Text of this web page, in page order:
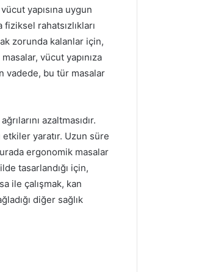
yapısına uygun
rahatsızlıkları
zorunda kalanlar için,
vücut yapınıza
vadede, bu tür masalar
azaltmasıdır.
yaratır. Uzun süre
ergonomik masalar
tasarlandığı için,
ile çalışmak, kan
diğer sağlık